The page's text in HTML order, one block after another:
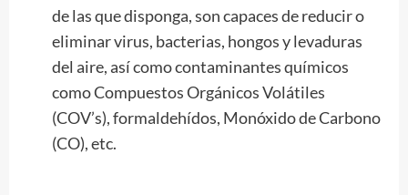
de las que disponga, son capaces de reducir o
eliminar virus, bacterias, hongos y levaduras
del aire, así como contaminantes químicos
como Compuestos Orgánicos Volátiles
(COV’s), formaldehídos, Monóxido de Carbono
(CO), etc.